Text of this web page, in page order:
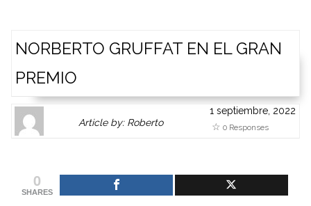
NORBERTO GRUFFAT EN EL GRAN
PREMIO
Author
Gravatar
Article by: Roberto
or
1 septiembre, 2022
0 Responses
0
SHARES